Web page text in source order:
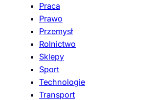
Praca
Prawo
Przemysł
Rolnictwo
Sklepy
Sport
Technologie
Transport